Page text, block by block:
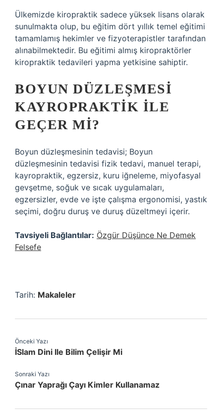
Ülkemizde kiropraktik sadece yüksek lisans olarak
sunulmakta olup, bu eğitim dört yıllık temel eğitimi
tamamlamış hekimler ve fizyoterapistler tarafından
alınabilmektedir. Bu eğitimi almış kiropraktörler
kiropraktik tedavileri yapma yetkisine sahiptir.
BOYUN DÜZLEŞMESI
KAYROPRAKTIK ILE
GEÇER MI?
Boyun düzleşmesinin tedavisi; Boyun
düzleşmesinin tedavisi fizik tedavi, manuel terapi,
kayropraktik, egzersiz, kuru iğneleme, miyofasyal
gevşetme, soğuk ve sıcak uygulamaları,
egzersizler, evde ve işte çalışma ergonomisi, yastık
seçimi, doğru duruş ve duruş düzeltmeyi içerir.
Tavsiyeli Bağlantılar: Özgür Düşünce Ne Demek
Felsefe
Tarih: Makaleler
Önceki Yazı
İSlam Dini Ile Bilim Çelişir Mi
Sonraki Yazı
Çınar Yaprağı Çayı Kimler Kullanamaz